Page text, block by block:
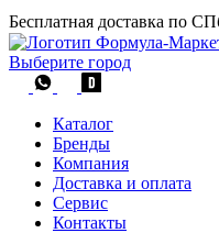
Бесплатная доставка по
Выберите город
Каталог
Бренды
Компания
Доставка и оплата
Сервис
Контакты